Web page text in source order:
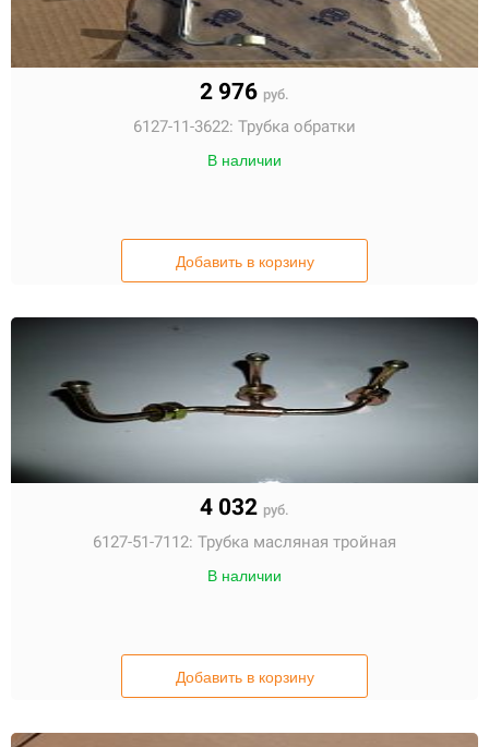
2 976 руб.
6127-11-3622: Трубка обратки
В наличии
Добавить в корзину
4 032 руб.
6127-51-7112: Трубка масляная тройная
В наличии
Добавить в корзину